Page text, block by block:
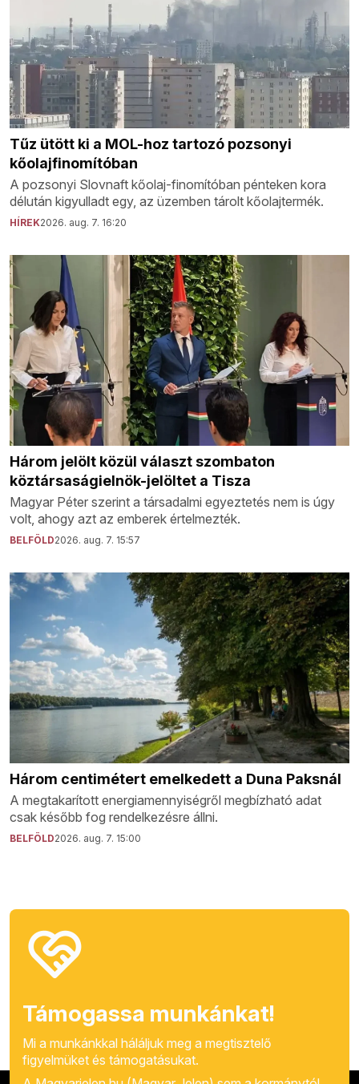
Tűz ütött ki a MOL-hoz tartozó pozsonyi
kőolajfinomítóban
A pozsonyi Slovnaft kőolaj-finomítóban pénteken kora
délután kigyulladt egy, az üzemben tárolt kőolajtermék.
HÍREK2026. aug. 7. 16:20
Három jelölt közül választ szombaton
köztársaságielnök-jelöltet a Tisza
Magyar Péter szerint a társadalmi egyeztetés nem is úgy
volt, ahogy azt az emberek értelmezték.
BELFÖLD2026. aug. 7. 15:57
Három centimétert emelkedett a Duna Paksnál
A megtakarított energiamennyiségről megbízható adat
csak később fog rendelkezésre állni.
BELFÖLD2026. aug. 7. 15:00
Támogassa munkánkat!
Mi a munkánkkal háláljuk meg a megtisztelő
figyelmüket és támogatásukat.